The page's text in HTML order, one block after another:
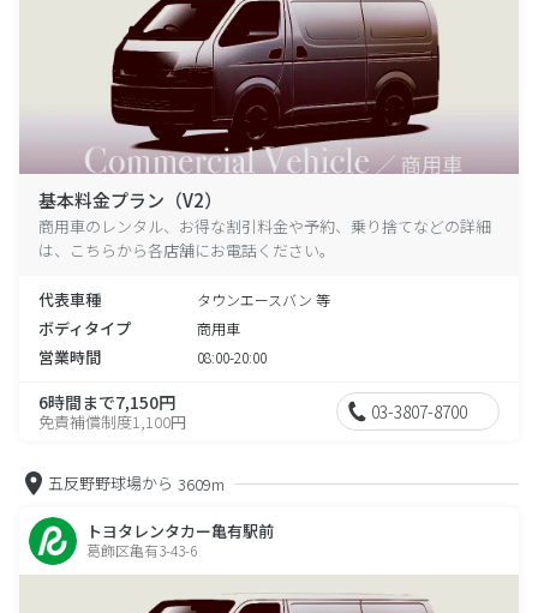
基本料金プラン（V2）
商用車のレンタル、お得な割引料金や予約、乗り捨てなどの詳細
は、こちらから各店舗にお電話ください。
代表車種 タウンエースバン 等
ボディタイプ 商用車
営業時間 08:00-20:00
6時間まで7,150円
免責補償制度1,100円 03-3807-8700
五反野野球場から 3609m
トヨタレンタカー亀有駅前
葛飾区亀有3-43-6